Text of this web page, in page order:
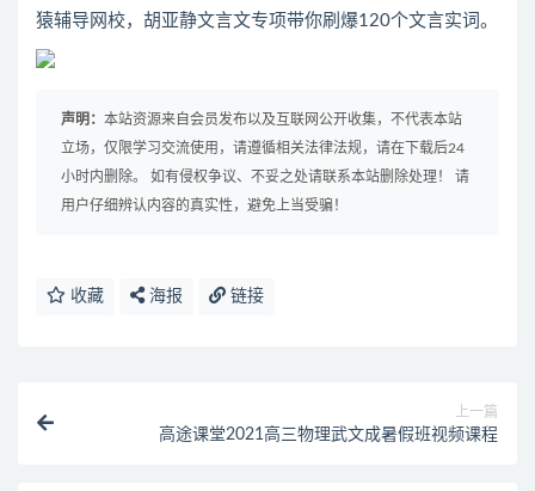
猿辅导网校，胡亚静文言文专项带你刷爆120个文言实词。
声明： 本站资源来自会员发布以及互联网公开收集，不代表本站
立场，仅限学习交流使用，请遵循相关法律法规，请在下载后24
小时内删除。 如有侵权争议、不妥之处请联系本站删除处理！ 请
用户仔细辨认内容的真实性，避免上当受骗！
收藏 海报 链接
上一篇
高途课堂2021高三物理武文成暑假班视频课程